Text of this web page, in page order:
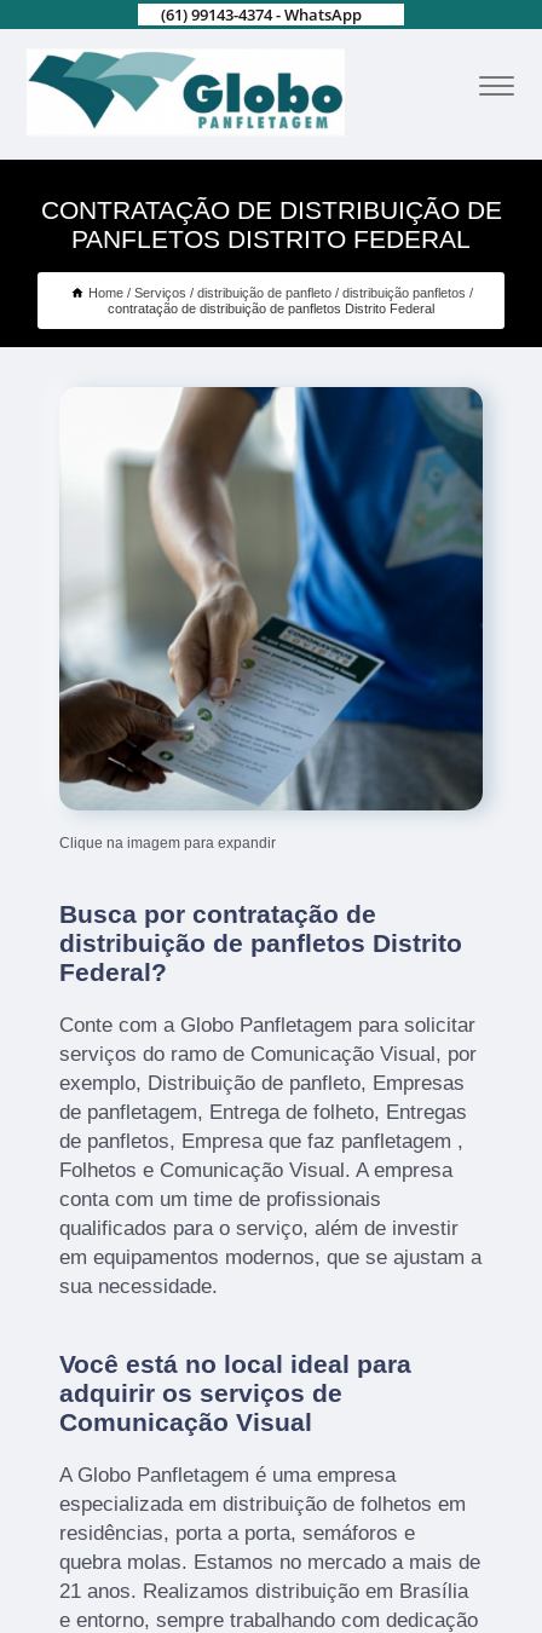
(61) 99143-4374 - WhatsApp
CONTRATAÇÃO DE DISTRIBUIÇÃO DE
PANFLETOS DISTRITO FEDERAL
Home Serviços distribuição de panfleto
distribuição panfletos
contratação de distribuição de panfletos Distrito Federal
Clique na imagem para expandir
Busca por contratação de
distribuição de panfletos Distrito
Federal?
Conte com a Globo Panfletagem para solicitar
serviços do ramo de Comunicação Visual, por
exemplo, Distribuição de panfleto, Empresas
de panfletagem, Entrega de folheto, Entregas
de panfletos, Empresa que faz panfletagem ,
Folhetos e Comunicação Visual. A empresa
conta com um time de profissionais
qualificados para o serviço, além de investir
em equipamentos modernos, que se ajustam a
sua necessidade.
Você está no local ideal para
adquirir os serviços de
Comunicação Visual
A Globo Panfletagem é uma empresa
especializada em distribuição de folhetos em
residências, porta a porta, semáforos e
quebra molas. Estamos no mercado a mais de
21 anos. Realizamos distribuição em Brasília
e entorno, sempre trabalhando com dedicação